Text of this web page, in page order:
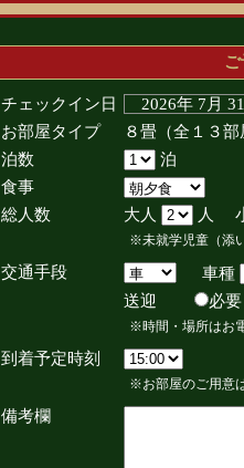
チェックイン日
2026年 7月
お部屋タイプ
８畳（全１３
泊数
泊
食事
総人数
大人 人
※未就学児童（添
交通手段
車種
送迎
※時間・場所はお
到着予定時刻
※お部屋のご用意
備考欄